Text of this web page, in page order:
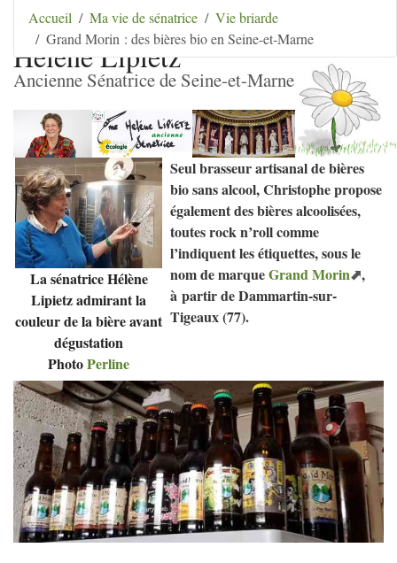
Aller au contenu Aller au menu
Aller au menu
secondaire
| Aller à la recherche
Hélène Lipietz
Ancienne Sénatrice de Seine-et-Marne
Accueil Ma vie de sénatrice
Vie briarde
Grand Morin : des bières bio en Seine-et-Marne
La sénatrice Hélène
Lipietz admirant la
couleur de la bière avant
dégustation
PhotoPerline
Seul brasseur artisanal de bières
bio sans alcool, Christophe propose
également des bières alcoolisées,
toutes rock n’roll comme
l’indiquent les étiquettes, sous le
nom de marqueGrand Morin ,
à partir de Dammartin-sur-
Tigeaux (77).